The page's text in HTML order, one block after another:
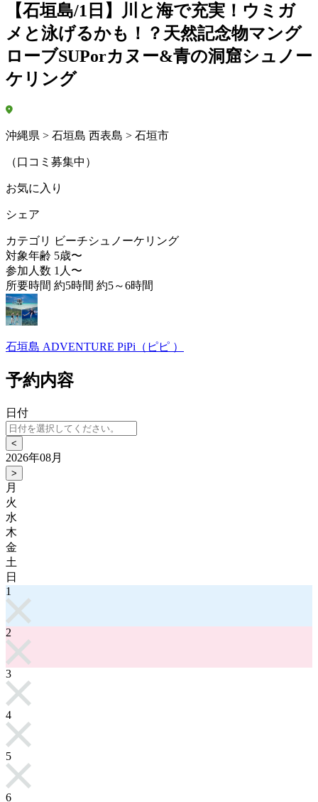
【石垣島/1日】川と海で充実！ウミガ
メと泳げるかも！？天然記念物マング
ローブSUPorカヌー&青の洞窟シュノー
ケリング
沖縄県 > 石垣島 西表島 > 石垣市
（口コミ募集中）
お気に入り
シェア
カテゴリ
ビーチシュノーケリング
対象年齢 5歳〜
参加人数 1人〜
所要時間 約5時間 約5～6時間
石垣島 ADVENTURE PiPi（ピピ ）
予約内容
日付
<
2026年08月
>
月
火
水
木
金
土
日
1
2
3
4
5
6